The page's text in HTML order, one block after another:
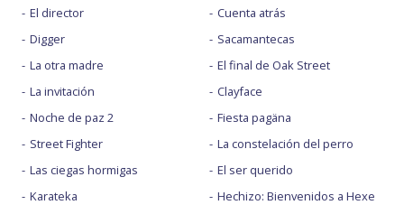
El director
Digger
La otra madre
La invitación
Noche de paz 2
Street Fighter
Las ciegas hormigas
Karateka
Cuenta atrás
Sacamantecas
El final de Oak Street
Clayface
Fiesta pagäna
La constelación del perro
El ser querido
Hechizo: Bienvenidos a Hexe